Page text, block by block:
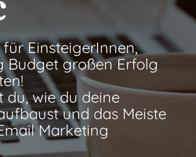
EinsteigerInnen,
Budget großen Erfolg
du, wie du deine
und das Meiste
Marketing